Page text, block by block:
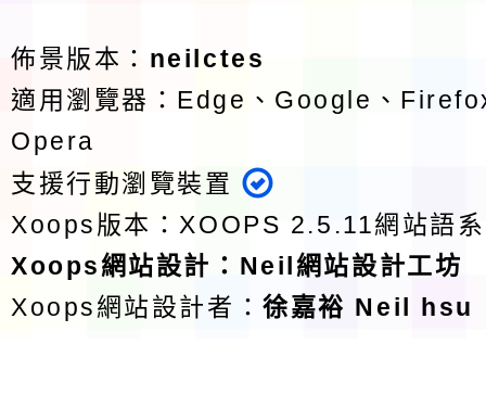
佈景版本： neilctes
適用瀏覽器：Edge、Google、
Opera
支援行動瀏覽裝置
Xoops版本： XOOPS 2.5.11網站語
Xoops網站設計 ： Neil網站設計工坊
Xoops網站設計者：徐嘉裕 Neil hsu